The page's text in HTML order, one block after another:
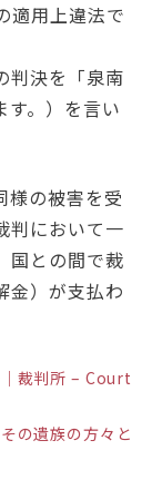
適用上違法で
判決を「泉南
す。）を言い
様の被害を受
判において一
国との間で裁
金）が支払わ
裁判所 – Court
の遺族の方々と